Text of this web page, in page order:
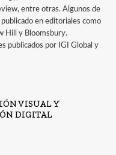
entre otras. Algunos de
en editoriales como
Hill y Bloomsbury.
publicados por IGI Global y
VISUAL Y
DIGITAL